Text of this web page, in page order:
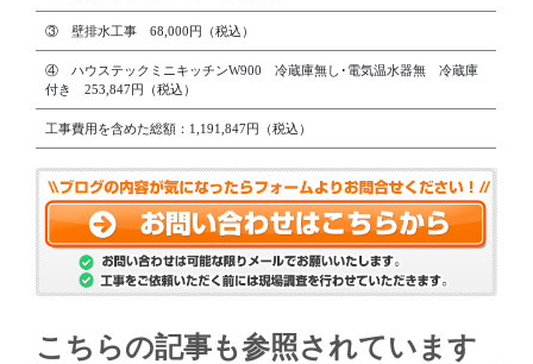
③ 壁排水工事 68,000円（税込）
④ ハウステックミニキッチンW900 冷蔵庫無し･電気温水器無 冷蔵庫
付き 253,847円（税込）
工事費用を含めた総額：1,191,847円（税込）
こちらの記事も参照されています